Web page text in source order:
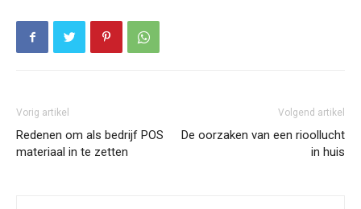
Vorig artikel
Redenen om als bedrijf POS
materiaal in te zetten
Volgend artikel
De oorzaken van een rioollucht
in huis